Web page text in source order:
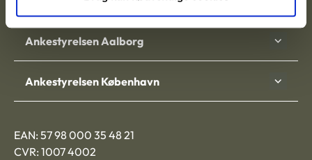
Ankestyrelsen Aalborg
Ankestyrelsen København
EAN: 57 98 000 35 48 21
CVR: 1007 4002